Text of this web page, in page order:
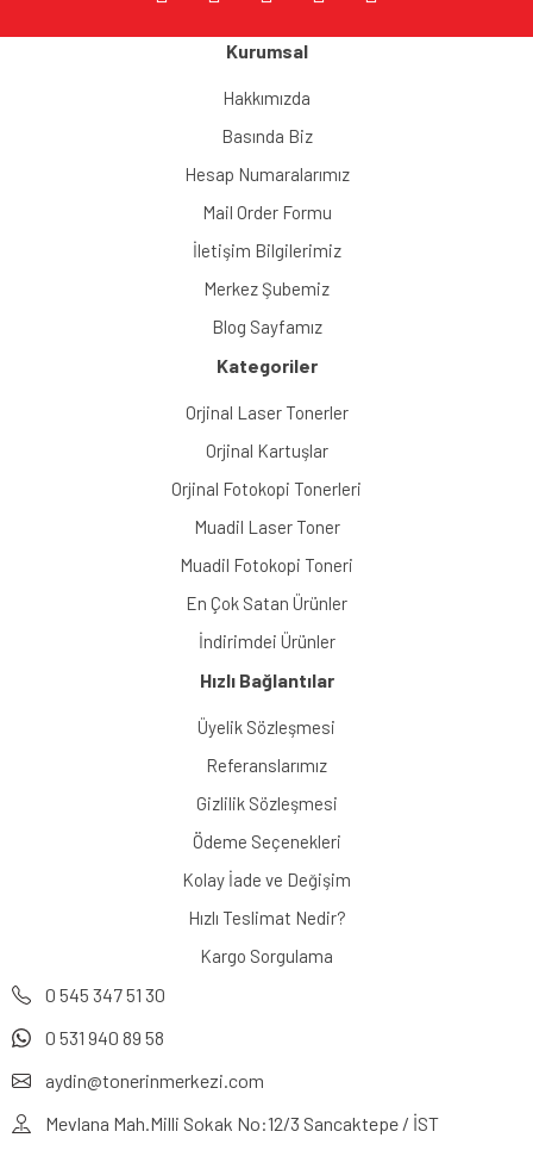
Kurumsal
Hakkımızda
Basında Biz
Hesap Numaralarımız
Mail Order Formu
İletişim Bilgilerimiz
Merkez Şubemiz
Blog Sayfamız
Kategoriler
Orjinal Laser Tonerler
Orjinal Kartuşlar
Orjinal Fotokopi Tonerleri
Muadil Laser Toner
Muadil Fotokopi Toneri
En Çok Satan Ürünler
İndirimdei Ürünler
Hızlı Bağlantılar
Üyelik Sözleşmesi
Referanslarımız
Gizlilik Sözleşmesi
Ödeme Seçenekleri
Kolay İade ve Değişim
Hızlı Teslimat Nedir?
Kargo Sorgulama
0 545 347 51 30
0 531 940 89 58
aydin@tonerinmerkezi.com
Mevlana Mah.Milli Sokak No:12/3 Sancaktepe / İST